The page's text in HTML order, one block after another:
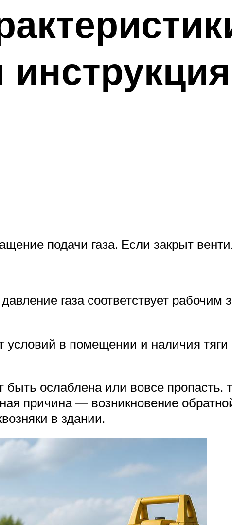
подачи газа. Если закрыт
газа соответствует рабочим
условий в помещении и наличия
ослаблена или вовсе пропасть.
причина — возникновение
в здании.